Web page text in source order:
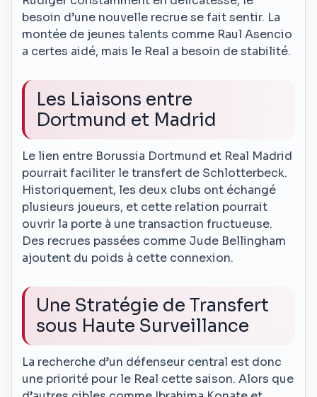
besoin d’une nouvelle recrue se fait sentir. La
montée de jeunes talents comme Raul Asencio
a certes aidé, mais le Real a besoin de stabilité.
Les Liaisons entre
Dortmund et Madrid
Le lien entre Borussia Dortmund et Real Madrid
pourrait faciliter le transfert de Schlotterbeck.
Historiquement, les deux clubs ont échangé
plusieurs joueurs, et cette relation pourrait
ouvrir la porte à une transaction fructueuse.
Des recrues passées comme Jude Bellingham
ajoutent du poids à cette connexion.
Une Stratégie de Transfert
sous Haute Surveillance
La recherche d’un défenseur central est donc
une priorité pour le Real cette saison. Alors que